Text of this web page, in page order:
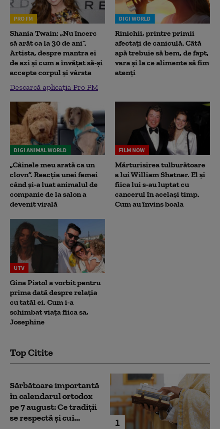
PRO FM
Shania Twain: „Nu încerc
să arăt ca la 30 de ani”.
Artista, despre mantra ei
de azi și cum a învățat să-și
accepte corpul și vârsta
Descarcă aplicația Pro FM
DIGI WORLD
Rinichii, printre primii
afectați de caniculă. Câtă
apă trebuie să bem, de fapt,
vara și la ce alimente să fim
atenți
DIGI ANIMAL WORLD
„Câinele meu arată ca un
clovn”. Reacția unei femei
când și-a luat animalul de
companie de la salon a
devenit virală
FILM NOW
Mărturisirea tulburătoare
a lui William Shatner. El și
fiica lui s-au luptat cu
cancerul în același timp.
Cum au învins boala
UTV
Gina Pistol a vorbit pentru
prima dată despre relația
cu tatăl ei. Cum i-a
schimbat viața fiica sa,
Josephine
Top Citite
1
Sărbătoare importantă
în calendarul ortodox
pe 7 august: Ce tradiții
se respectă și cui...